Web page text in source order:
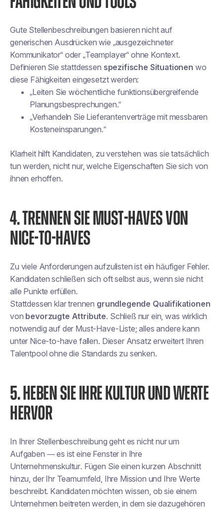
Gute Stellenbeschreibungen basieren nicht auf
generischen Ausdrücken wie „ausgezeichneter
Kommunikator“ oder „Teamplayer“ ohne Kontext.
Definieren Sie stattdessen spezifische Situationen wo
diese Fähigkeiten eingesetzt werden:
„Leiten Sie wöchentliche funktionsübergreifende
Planungsbesprechungen.“
„Verhandeln Sie Lieferantenverträge mit messbaren
Kosteneinsparungen.“
Klarheit hilft Kandidaten, zu verstehen was sie tatsächlich
tun werden, nicht nur, welche Eigenschaften Sie sich von
ihnen erhoffen.
4. TRENNEN SIE MUST-HAVES VON
NICE-TO-HAVES
Zu viele Anforderungen aufzulisten ist ein häufiger Fehler.
Kandidaten schließen sich oft selbst aus, wenn sie nicht
alle Punkte erfüllen.
Stattdessen klar trennen grundlegende Qualifikationen
von bevorzugte Attribute. Schließ nur ein, was wirklich
notwendig auf der Must-Have-Liste; alles andere kann
unter Nice-to-have fallen. Dieser Ansatzerweitert Ihren
Talentpool ohne die Standards zu senken.
5. HEBEN SIE IHRE KULTUR UND WERTE
HERVOR
In Ihrer Stellenbeschreibung geht es nicht nur um
Aufgaben — es ist eine Fenster in Ihre
Unternehmenskultur. Fügen Sie einen kurzen Abschnitt
hinzu, der Ihr Teamumfeld, Ihre Mission und Ihre Werte
beschreibt. Kandidaten möchten wissen, ob sie einem
Unternehmen beitreten werden, in dem siedazugehören